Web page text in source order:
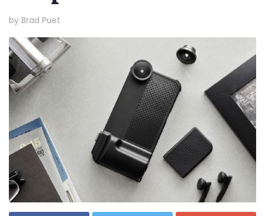
by Brad Puet